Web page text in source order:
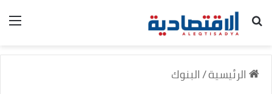
بحث عن
الرئيسية/البنوك